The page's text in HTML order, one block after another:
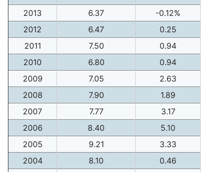
2013
6.37
-0.12%
2012
6.47
0.25
2011
7.50
0.94
2010
6.80
0.94
2009
7.05
2.63
2008
7.90
1.89
2007
7.77
3.17
2006
8.40
5.10
2005
9.21
3.33
2004
8.10
0.46